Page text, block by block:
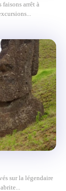
faisons arrêt à
sur la légendaire